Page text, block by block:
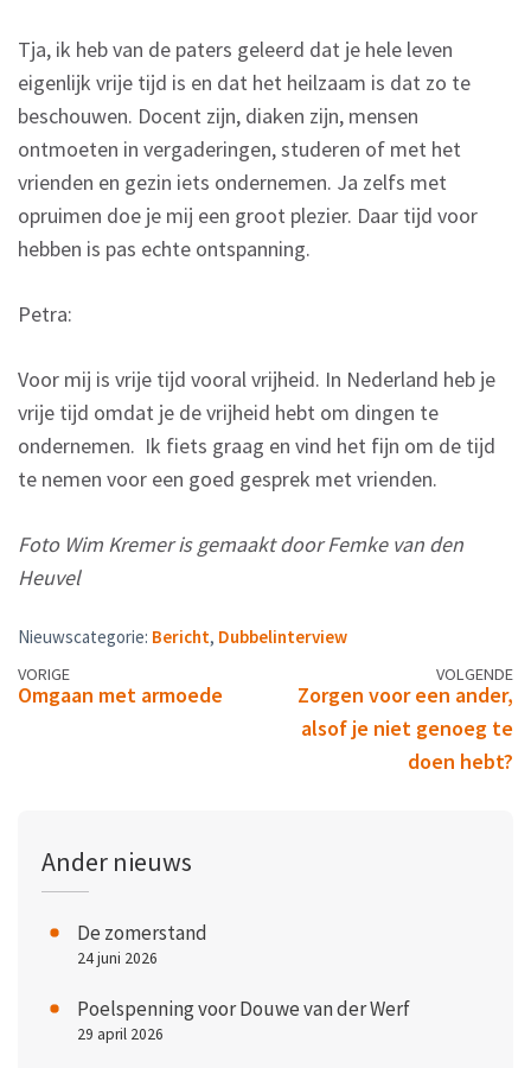
Tja, ik heb van de paters geleerd dat je hele leven
eigenlijk vrije tijd is en dat het heilzaam is dat zo te
beschouwen. Docent zijn, diaken zijn, mensen
ontmoeten in vergaderingen, studeren of met het
vrienden en gezin iets ondernemen. Ja zelfs met
opruimen doe je mij een groot plezier. Daar tijd voor
hebben is pas echte ontspanning.
Petra:
Voor mij is vrije tijd vooral vrijheid. In Nederland heb je
vrije tijd omdat je de vrijheid hebt om dingen te
ondernemen. Ik fiets graag en vind het fijn om de tijd
te nemen voor een goed gesprek met vrienden.
Foto Wim Kremer is gemaakt door Femke van den
Heuvel
Nieuwscategorie: Bericht, Dubbelinterview
Berichtennavigatie
VORIGE
Omgaan met armoede
VOLGENDE
Zorgen voor een ander,
alsof je niet genoeg te
doen hebt?
Ander nieuws
De zomerstand
24 juni 2026
Poelspenning voor Douwe van der Werf
29 april 2026